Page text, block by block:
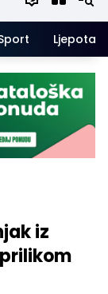
Ljepota i
iz